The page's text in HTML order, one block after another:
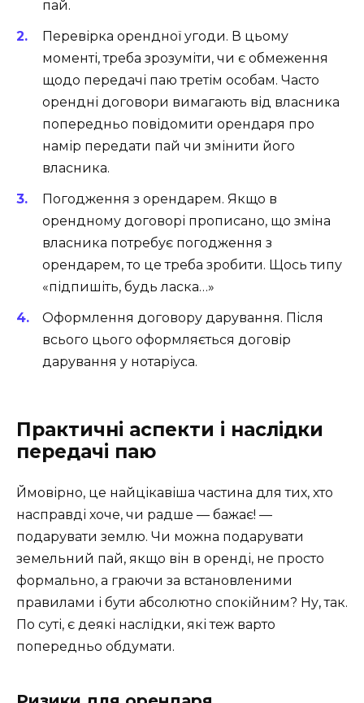
пай.
Перевірка орендної угоди. В цьому
моменті, треба зрозуміти, чи є обмеження
щодо передачі паю третім особам. Часто
орендні договори вимагають від власника
попередньо повідомити орендаря про
намір передати пай чи змінити його
власника.
Погодження з орендарем. Якщо в
орендному договорі прописано, що зміна
власника потребує погодження з
орендарем, то це треба зробити. Щось типу
«підпишіть, будь ласка…»
Оформлення договору дарування. Після
всього цього оформляється договір
дарування у нотаріуса.
Практичні аспекти і наслідки
передачі паю
Ймовірно, це найцікавіша частина для тих, хто
насправді хоче, чи радше — бажає! —
подарувати землю. Чи можна подарувати
земельний пай, якщо він в оренді, не просто
формально, а граючи за встановленими
правилами і бути абсолютно спокійним? Ну, так.
По суті, є деякі наслідки, які теж варто
попередньо обдумати.